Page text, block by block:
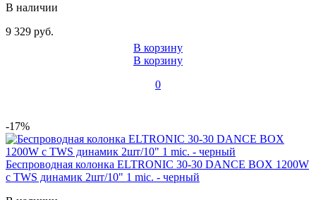
В наличии
9 329 руб.
В корзину
В корзину
0
-17%
Беспроводная колонка ELTRONIC 30-30 DANCE BOX 1200W
с TWS динамик 2шт/10" 1 mic. - черный